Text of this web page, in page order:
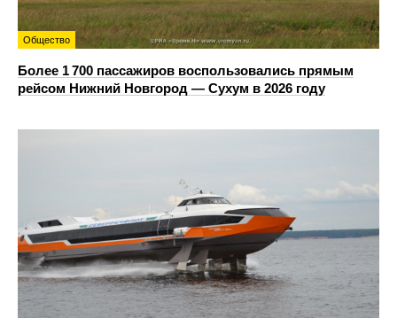
Общество
Более 1 700 пассажиров воспользовались прямым
рейсом Нижний Новгород — Сухум в 2026 году